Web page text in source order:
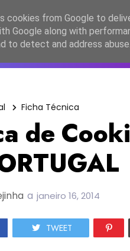
JESC2026
Ficha Técnica
de
a janeiro 16, 2014
TWEET
cookies from Google to
Google along with
to detect and address abuse.